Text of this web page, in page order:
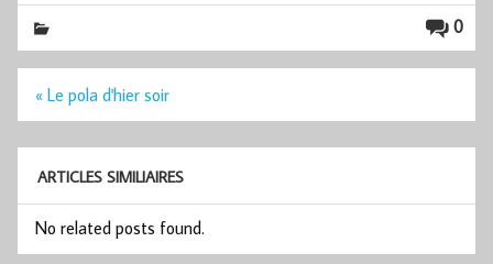
0
Navigation
« Le pola d'hier soir
ARTICLES SIMILIAIRES
No related posts found.